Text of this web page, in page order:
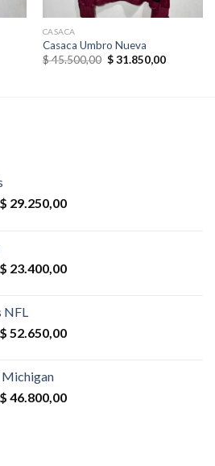
CASACA
Casaca Umbro Nueva
$45.500,00 El
$31.850,00El
El
$ 32.500,00.
$ 29.250,00El
$ 29.250,00.
El
$ 26.000,00.
$ 23.400,00El
$ 23.400,00.
NFL
El
$ 58.500,00.
$ 52.650,00El
$ 52.650,00.
Michigan
El
$ 46.800,00El